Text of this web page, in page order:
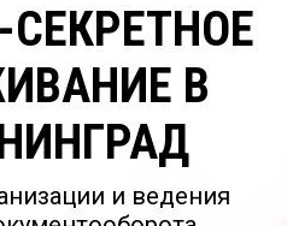
В
и ведения